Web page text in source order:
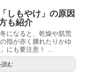
しもやけ」の原因
も紹介
になると、乾燥や肌荒
指が赤く腫れたりかゆ
にも要注意！ ...
読む